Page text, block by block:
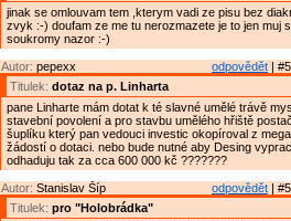
jinak se omlouvam tem ,kterym vadi ze pisu bez
zvyk :-) doufam ze me tu nerozmazete je to jen muj
soukromy nazor :-)
odpovědět |
Autor: pepexx
Titulek: dotaz na p. Linharta
pane Linharte mám dotat k té slavné umělé trávě
stavební povolení a pro stavbu umělého hřiště
šuplíku který pan vedouci investic okopíroval z
žádostí o dotaci. nebo bude nutné aby Desing
odhaduju tak za cca 600 000 kč ???????
odpovědět |
Autor: Stanislav Šíp
Titulek: pro "Holobrádka"